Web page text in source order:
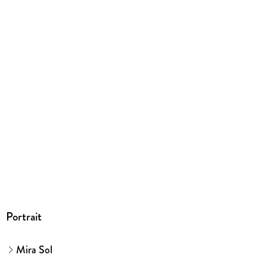
Portrait
Mira Sol